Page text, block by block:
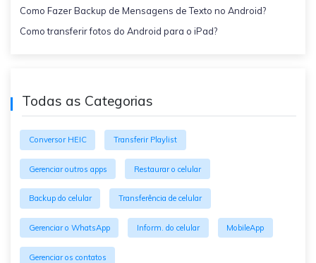
Como Fazer Backup de Mensagens de Texto no Android?
Como transferir fotos do Android para o iPad?
Todas as Categorias
Conversor HEIC Transferir Playlist
Gerenciar outros apps Restaurar o celular
Backup do celular Transferência de celular
Gerenciar o WhatsApp Inform. do celular MobileApp
Gerenciar os contatos